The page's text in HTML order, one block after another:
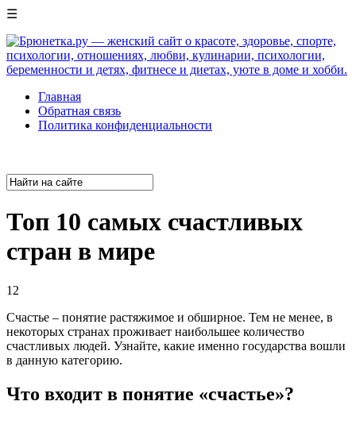
☰
Главная
Обратная связь
Политика конфиденциальности
Топ 10 самых счастливых
стран в мире
12
Счастье – понятие растяжимое и обширное. Тем не менее, в
некоторых странах проживает наибольшее количество
счастливых людей. Узнайте, какие именно государства вошли
в данную категорию.
Что входит в понятие «счастье»?